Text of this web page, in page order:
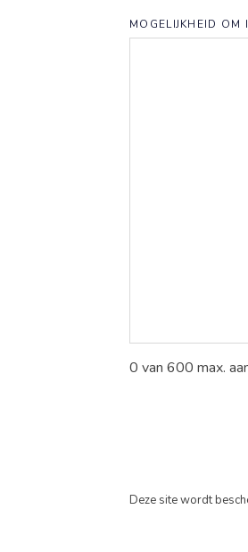
MOGELIJKHEID OM
0 van 600 max.
Deze site wordt